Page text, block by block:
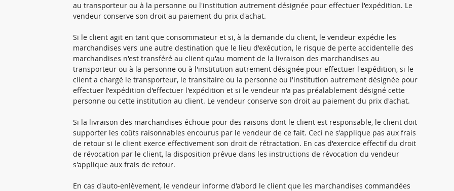
au transporteur ou à la personne ou l'institution autrement désignée pour effectuer l'expédition. Le
vendeur conserve son droit au paiement du prix d'achat.
Si le client agit en tant que consommateur et si, à la demande du client, le vendeur expédie les
marchandises vers une autre destination que le lieu d'exécution, le risque de perte accidentelle des
marchandises n'est transféré au client qu'au moment de la livraison des marchandises au
transporteur ou à la personne ou à l'institution autrement désignée pour effectuer l'expédition, si le
client a chargé le transporteur, le transitaire ou la personne ou l'institution autrement désignée pour
effectuer l'expédition d'effectuer l'expédition et si le vendeur n'a pas préalablement désigné cette
personne ou cette institution au client. Le vendeur conserve son droit au paiement du prix d'achat.
Si la livraison des marchandises échoue pour des raisons dont le client est responsable, le client doit
supporter les coûts raisonnables encourus par le vendeur de ce fait. Ceci ne s'applique pas aux frais
de retour si le client exerce effectivement son droit de rétractation. En cas d'exercice effectif du droit
de révocation par le client, la disposition prévue dans les instructions de révocation du vendeur
s'applique aux frais de retour.
En cas d'auto-enlèvement, le vendeur informe d'abord le client que les marchandises commandées